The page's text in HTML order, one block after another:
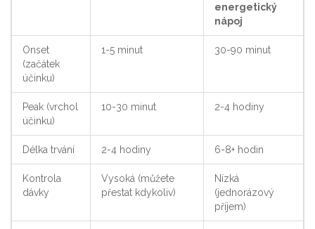
energetický
nápoj
Onset
(začátek
účinku)
1-5 minut 30-90 minut
Peak (vrchol
účinku)
10-30 minut 2-4 hodiny
Délka trvání 2-4 hodiny 6-8+ hodin
Kontrola
dávky
Vysoká (můžete
přestat kdykoliv)
Nízká
(jednorázový
příjem)